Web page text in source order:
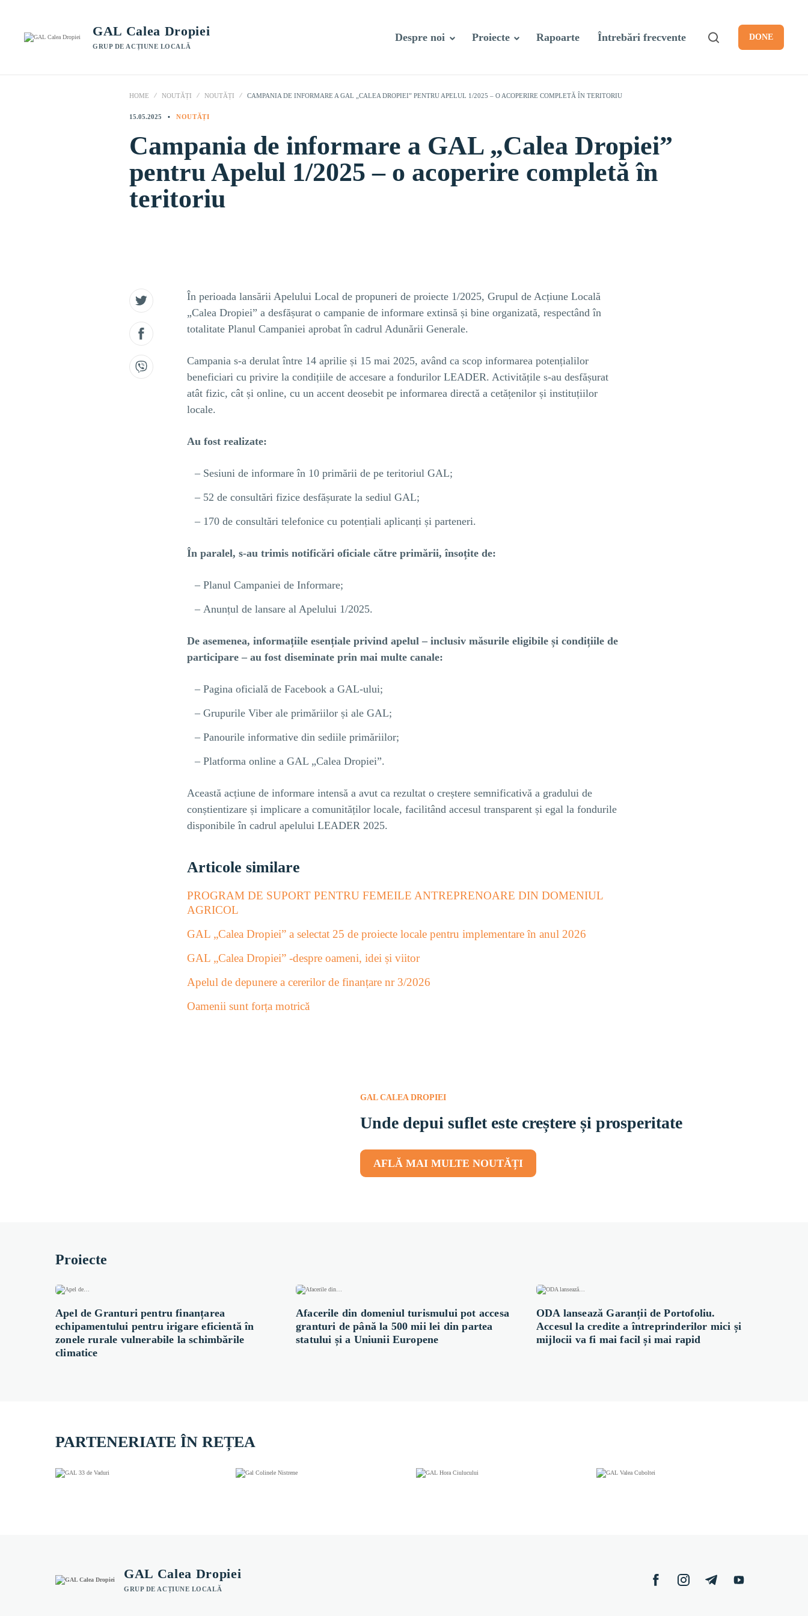
GAL Calea Dropiei
GRUP DE ACȚIUNE LOCALĂ
Despre noi Proiecte Rapoarte Întrebări frecvente DONE
HOME NOUTĂȚI NOUTĂȚI CAMPANIA DE INFORMARE A GAL „CALEA DROPIEI” PENTRU APELUL 1/2025 – O ACOPERIRE COMPLETĂ ÎN TERITORIU
15.05.2025 NOUTĂȚI
Campania de informare a GAL „Calea Dropiei”
pentru Apelul 1/2025 – o acoperire completă în
teritoriu
În perioada lansării Apelului Local de propuneri de proiecte 1/2025, Grupul de Acțiune Locală
„Calea Dropiei” a desfășurat o campanie de informare extinsă și bine organizată, respectând în
totalitate Planul Campaniei aprobat în cadrul Adunării Generale.
Campania s-a derulat între 14 aprilie și 15 mai 2025, având ca scop informarea potențialilor
beneficiari cu privire la condițiile de accesare a fondurilor LEADER. Activitățile s-au desfășurat
atât fizic, cât și online, cu un accent deosebit pe informarea directă a cetățenilor și instituțiilor
locale.
Au fost realizate:
Sesiuni de informare în 10 primării de pe teritoriul GAL;
52 de consultări fizice desfășurate la sediul GAL;
170 de consultări telefonice cu potențiali aplicanți și parteneri.
În paralel, s-au trimis notificări oficiale către primării, însoțite de:
Planul Campaniei de Informare;
Anunțul de lansare al Apelului 1/2025.
De asemenea, informațiile esențiale privind apelul – inclusiv măsurile eligibile și condițiile de
participare – au fost diseminate prin mai multe canale:
Pagina oficială de Facebook a GAL-ului;
Grupurile Viber ale primăriilor și ale GAL;
Panourile informative din sediile primăriilor;
Platforma online a GAL „Calea Dropiei”.
Această acțiune de informare intensă a avut ca rezultat o creștere semnificativă a gradului de
conștientizare și implicare a comunităților locale, facilitând accesul transparent și egal la fondurile
disponibile în cadrul apelului LEADER 2025.
Articole similare
PROGRAM DE SUPORT PENTRU FEMEILE ANTREPRENOARE DIN DOMENIUL
AGRICOL
GAL „Calea Dropiei” a selectat 25 de proiecte locale pentru implementare în anul 2026
GAL „Calea Dropiei” -despre oameni, idei și viitor
Apelul de depunere a cererilor de finanțare nr 3/2026
Oamenii sunt forța motrică
GAL CALEA DROPIEI
Unde depui suflet este creștere și prosperitate
AFLĂ MAI MULTE NOUTĂȚI
Proiecte
Apel de Granturi pentru finanțarea
echipamentului pentru irigare eficientă în
zonele rurale vulnerabile la schimbările
climatice
Afacerile din domeniul turismului pot accesa
granturi de până la 500 mii lei din partea
statului și a Uniunii Europene
ODA lansează Garanții de Portofoliu.
Accesul la credite a întreprinderilor mici și
mijlocii va fi mai facil și mai rapid
PARTENERIATE ÎN REȚEA
GAL Calea Dropiei
GRUP DE ACȚIUNE LOCALĂ